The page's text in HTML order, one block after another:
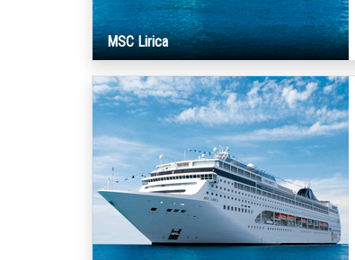
MSC Lirica